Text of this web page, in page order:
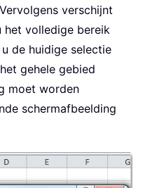
verschijnt
het volledige bereik
de huidige selectie
gehele gebied
moet worden
schermafbeelding